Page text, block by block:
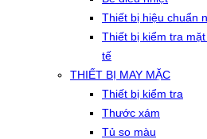
Thiết bị hiệu chuẩn
Thiết bị kiểm tra
tế
THIẾT BỊ MAY MẶC
Thiết bị kiểm tra
Thước xám
Tủ so màu